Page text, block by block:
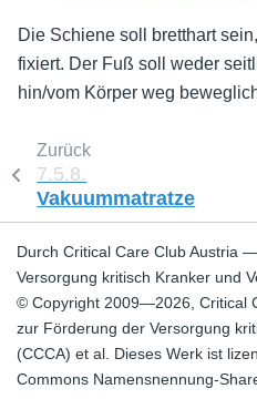
Die Schiene soll bretthart
fixiert. Der Fuß soll weder
hin/vom Körper weg
Zurück
7.5.8.
Vakuummatratze
Durch Critical Care Club Austria
Versorgung kritisch Kranker und
© Copyright 2009—2026, Critical
zur Förderung der Versorgung
(CCCA) et al. Dieses Werk ist
Commons Namensnennung-